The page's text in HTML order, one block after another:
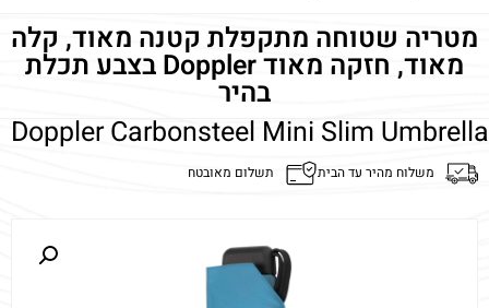
מטריה שטוחה מתקפלת קטנה מאוד, קלה
מאוד, חזקה מאוד Doppler בצבע תכלת
בהיר
Doppler Carbonsteel Mini Slim Umbrella
משלוח מהיר עד הבית תשלום מאובטח